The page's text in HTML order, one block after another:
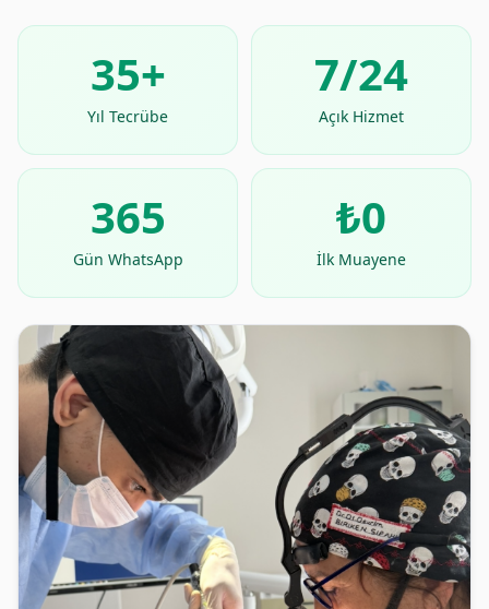
35+
Yıl Tecrübe
7/24
Açık Hizmet
365
Gün WhatsApp
₺0
İlk Muayene